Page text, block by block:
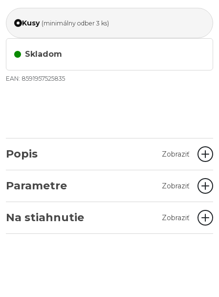
Kusy (minimálny odber 3 ks)
Skladom
EAN: 8591957525835
Popis Zobraziť
Parametre Zobraziť
Na stiahnutie Zobraziť